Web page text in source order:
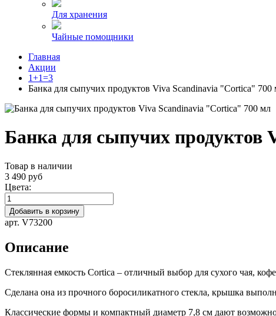
Для хранения
Чайные помощники
Главная
Акции
1+1=3
Банка для сыпучих продуктов Viva Scandinavia "Cortica" 700
Банка для сыпучих
Товар в наличии
3 490 руб
Цвета:
Добавить в корзину
арт. V73200
Описание
Стеклянная емкость Cortica – отличный выбор для сухого чая,
Сделана она из прочного боросиликатного стекла, крышка
Классические формы и компактный диаметр 7,8 см дают